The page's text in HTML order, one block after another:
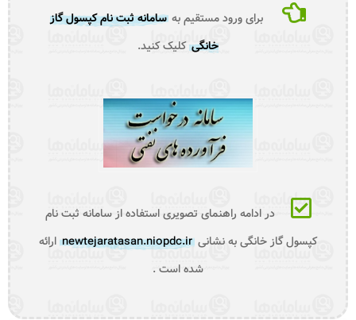
برای ورود مستقیم به سامانه ثبت نام کپسول گاز
خانگیکلیک کنید.
در ادامه راهنمای تصویری استفاده از سامانه ثبت نام
کپسول گاز خانگی به نشانیnewtejaratasan.niopdc.irارائه
شده است .